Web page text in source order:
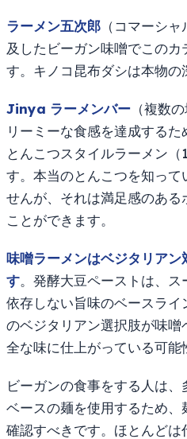
ラーメン五次郎 （コマーシ
及したビーガン味噌でこの
す。キノコ昆布ダシは本物の
Jinya ラーメンバー （複数
リーミーな食感を達成する
とんこつスタイルラーメン
す。本当のとんこつを知って
せんが、それは満足感のあ
ことができます。
味噌ラーメンはベジタリア
す。発酵大豆ペーストは、
依存しない旨味のベースラ
のベジタリアン選択肢が味
全な味に仕上がっている可能
ビーガンの食事をする人は
ベースの麺を使用するため
確認すべきです。ほとんどは